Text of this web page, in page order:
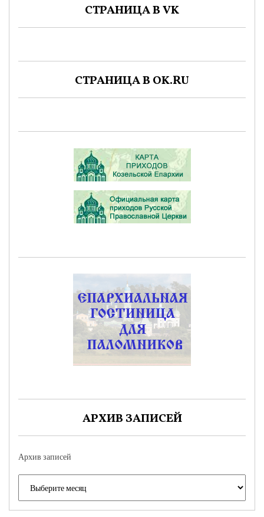
СТРАНИЦА В VK
СТРАНИЦА В OK.RU
АРХИВ ЗАПИСЕЙ
Архив записей